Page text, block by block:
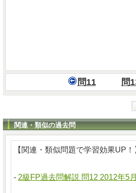
問11 問
関連・類似の過去問
【関連・類似問題で学習効果UP！
- 2級FP過去問解説 問12 2012年5